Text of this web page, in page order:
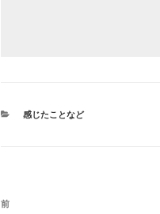
カ
感じたことなど
投
前
前